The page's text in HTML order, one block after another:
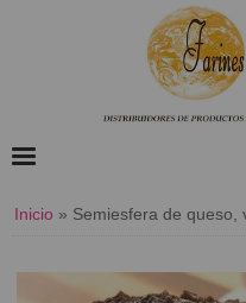
Inicio » Semiesfera de queso,